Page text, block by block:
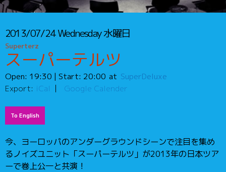
2013/07/24Wednesday水曜日
Superterz
スーパーテルツ
Open: 19:30 | Start: 20:00
SuperDeluxe
Export: iCal Google Calender
To English
今、ヨーロッパのアンダーグラウンドシーンで注目を集め
るノイズユニット「スーパーテルツ」が2013年の日本ツア
ーで巻上公一と共演！